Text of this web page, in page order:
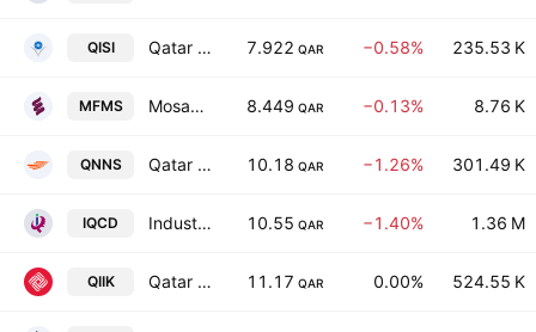
QISI Qatar Islamic Insurance Group 7.922 QAR −0.58% 235.53 K
MFMS Mosanada Facilities Management Services Q.P.S.C. 8.449 QAR −0.13% 8.76 K
QNNS Qatar Navigation QSC 10.18 QAR −1.26% 301.49 K
IQCD Industries of Qatar Co. 10.55 QAR −1.40% 1.36 M
QIIK Qatar International Islamic Bank 11.17 QAR 0.00% 524.55 K